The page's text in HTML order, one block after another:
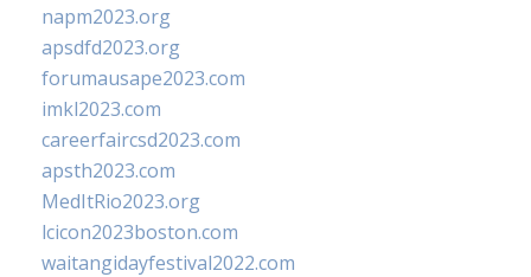
napm2023.org
apsdfd2023.org
forumausape2023.com
imkl2023.com
careerfaircsd2023.com
apsth2023.com
MedItRio2023.org
lcicon2023boston.com
waitangidayfestival2022.com